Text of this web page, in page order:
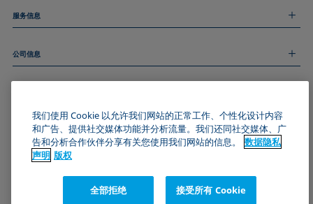
服务信息
技术服务
和我们取得联系
公司信息
关于我们
数据隐私声明
Cookie政策
加入KRÜSS社区
我们使用 Cookie 以允许我们网站的正常工作、个性化设计内容
和广告、提供社交媒体功能并分析流量。我们还同社交媒体、广
告和分析合作伙伴分享有关您使用我们网站的信息。
数据隐私
声明 版权
全部拒绝 接受所有 Cookie